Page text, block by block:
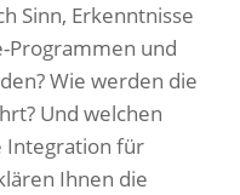
Sinn, Erkenntnisse
Programmen und
Wie werden die
Und welchen
Integration für
Ihnen die